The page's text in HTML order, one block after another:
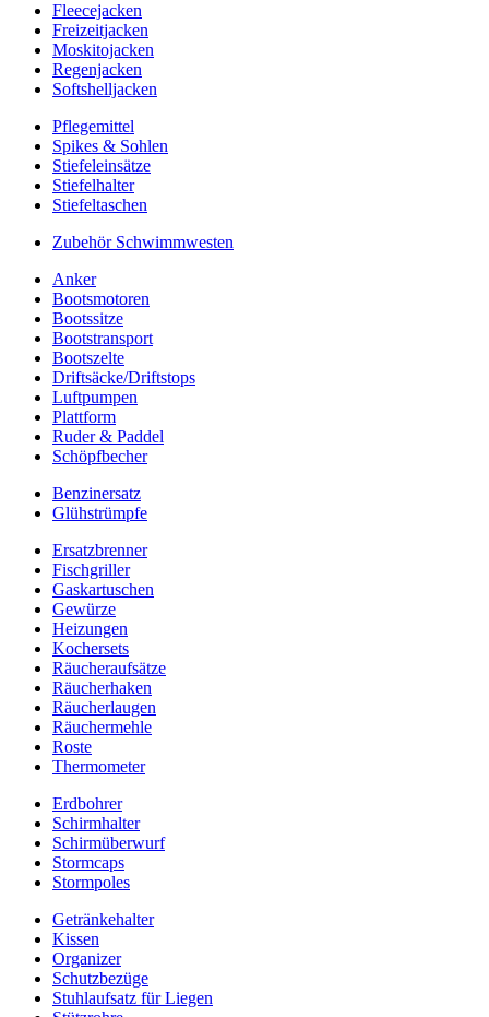
Fleecejacken
Freizeitjacken
Moskitojacken
Regenjacken
Softshelljacken
Pflegemittel
Spikes & Sohlen
Stiefeleinsätze
Stiefelhalter
Stiefeltaschen
Zubehör Schwimmwesten
Anker
Bootsmotoren
Bootssitze
Bootstransport
Bootszelte
Driftsäcke/Driftstops
Luftpumpen
Plattform
Ruder & Paddel
Schöpfbecher
Benzinersatz
Glühstrümpfe
Ersatzbrenner
Fischgriller
Gaskartuschen
Gewürze
Heizungen
Kochersets
Räucheraufsätze
Räucherhaken
Räucherlaugen
Räuchermehle
Roste
Thermometer
Erdbohrer
Schirmhalter
Schirmüberwurf
Stormcaps
Stormpoles
Getränkehalter
Kissen
Organizer
Schutzbezüge
Stuhlaufsatz für Liegen